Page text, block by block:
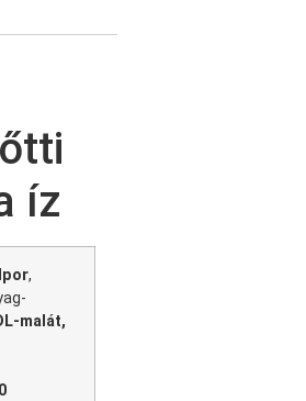
íz
,
malát,